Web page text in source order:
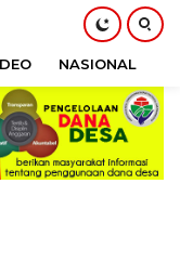
NASIONAL